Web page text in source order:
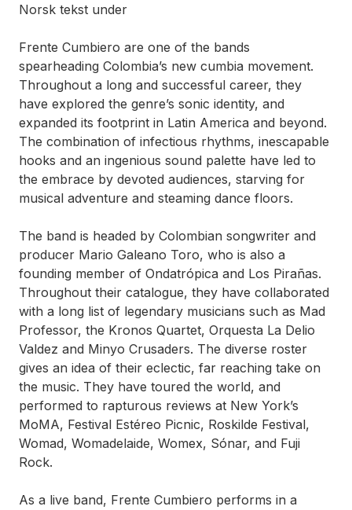
Norsk tekst under
Frente Cumbiero are one of the bands
spearheading Colombia’s new cumbia movement.
Throughout a long and successful career, they
have explored the genre’s sonic identity, and
expanded its footprint in Latin America and beyond.
The combination of infectious rhythms, inescapable
hooks and an ingenious sound palette have led to
the embrace by devoted audiences, starving for
musical adventure and steaming dance floors.
The band is headed by Colombian songwriter and
producer Mario Galeano Toro, who is also a
founding member of Ondatrópica and Los Pirañas.
Throughout their catalogue, they have collaborated
with a long list of legendary musicians such as Mad
Professor, the Kronos Quartet, Orquesta La Delio
Valdez and Minyo Crusaders. The diverse roster
gives an idea of their eclectic, far reaching take on
the music. They have toured the world, and
performed to rapturous reviews at New York’s
MoMA, Festival Estéreo Picnic, Roskilde Festival,
Womad, Womadelaide, Womex, Sónar, and Fuji
Rock.
As a live band, Frente Cumbiero performs in a